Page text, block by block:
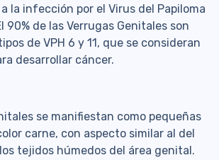
la infección por el Virus del Papiloma
90% de las Verrugas Genitales son
de VPH 6 y 11, que se consideran
desarrollar cáncer.
se manifiestan como pequeñas
carne, con aspecto similar al del
tejidos húmedos del área genital.